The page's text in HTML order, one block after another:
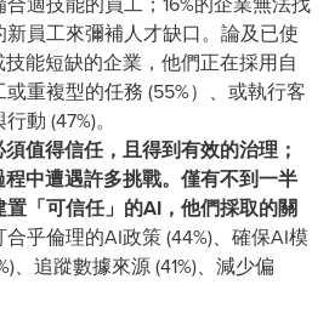
員工來彌補人才缺口。論及已使
能短缺的企業，他們正在採用自
重複型的任務 (55%）、或執行客
動 (47%)。
須值得信任，且得到有效的治理；
程中遭遇許多挑戰。僅有不到一半
置「可信任」的AI ，他們採取的關
合乎倫理的AI政策 (44%)、確保AI模
、追蹤數據來源 (41%)、減少偏